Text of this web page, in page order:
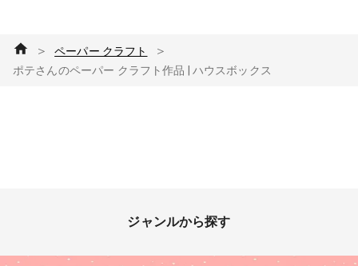
＞ ペーパー クラフト ＞
ポテさんのペーパー クラフト作品 | ハウスボックス
ジャンルから探す